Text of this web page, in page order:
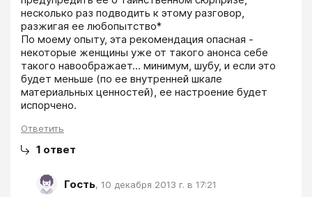
несколько раз подводить к этому разговор,
разжигая ее любопытство*
По моему опыту, эта рекомендация опасная -
некоторые женщины уже от такого анонса себе
такого навоображает... минимум, шубу, и если это
будет меньше (по ее внутренней шкале
материальных ценностей), ее настроение будет
испорчено.
Ответить
1 ответ
Гость, 10 декабря 2013 г. в 17:21